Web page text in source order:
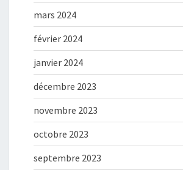
mars 2024
février 2024
janvier 2024
décembre 2023
novembre 2023
octobre 2023
septembre 2023